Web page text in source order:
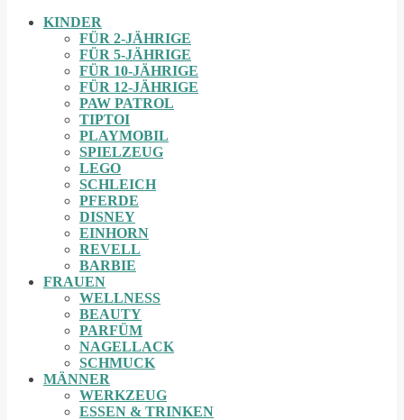
KINDER
FÜR 2-JÄHRIGE
FÜR 5-JÄHRIGE
FÜR 10-JÄHRIGE
FÜR 12-JÄHRIGE
PAW PATROL
TIPTOI
PLAYMOBIL
SPIELZEUG
LEGO
SCHLEICH
PFERDE
DISNEY
EINHORN
REVELL
BARBIE
FRAUEN
WELLNESS
BEAUTY
PARFÜM
NAGELLACK
SCHMUCK
MÄNNER
WERKZEUG
ESSEN & TRINKEN